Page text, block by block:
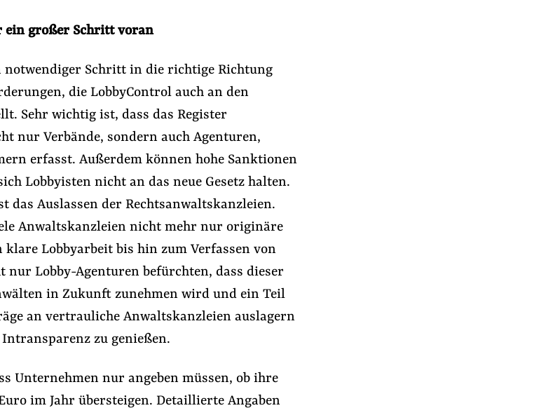
ein großer Schritt voran
notwendiger Schritt in die richtige Richtung
die LobbyControl auch an den
Sehr wichtig ist, dass das Register
nur Verbände, sondern auch Agenturen,
erfasst. Außerdem können hohe Sanktionen
Lobbyisten nicht an das neue Gesetz halten.
Auslassen der Rechtsanwaltskanzleien.
Anwaltskanzleien nicht mehr nur originäre
klare Lobbyarbeit bis hin zum Verfassen von
nur Lobby-Agenturen befürchten, dass dieser
in Zukunft zunehmen wird und ein Teil
an vertrauliche Anwaltskanzleien auslagern
zu genießen.
Unternehmen nur angeben müssen, ob ihre
im Jahr übersteigen. Detaillierte Angaben